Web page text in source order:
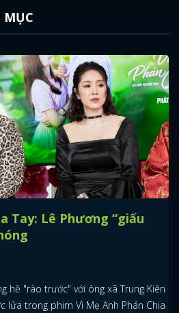
MỤC
Tay: Lê Phương “giấu
hề "rào trước" với ông xã Trung Kiên
lửa trong phim Vì Mẹ Anh Phán Chia